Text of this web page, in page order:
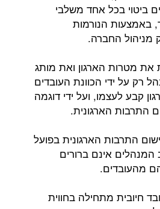
ביטוי בכל אחד משלבי
באמצעות הנורמות
מניהול החברה.
מטרות הארגון ואת מותג
רק על ידי הכוונת העובדים
קבע לעצמו, ועל ידי דוגמה
התרבות הארגונית.
התרבות הארגונית בפועל
המנהלים אינם ברורים
מהעובדים.
חיובית מתחילה בחווית